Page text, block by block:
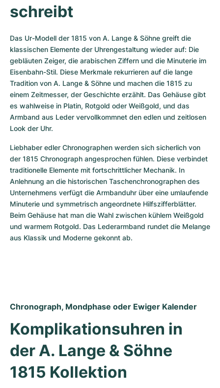
schreibt
Das Ur-Modell der 1815 von A. Lange & Söhne greift die
klassischen Elemente der Uhrengestaltung wieder auf: Die
gebläuten Zeiger, die arabischen Ziffern und die Minuterie im
Eisenbahn-Stil. Diese Merkmale rekurrieren auf die lange
Tradition von A. Lange & Söhne und machen die 1815 zu
einem Zeitmesser, der Geschichte erzählt. Das Gehäuse gibt
es wahlweise in Platin, Rotgold oder Weißgold, und das
Armband aus Leder vervollkommnet den edlen und zeitlosen
Look der Uhr.
Liebhaber edler Chronographen werden sich sicherlich von
der 1815 Chronograph angesprochen fühlen. Diese verbindet
traditionelle Elemente mit fortschrittlicher Mechanik. In
Anlehnung an die historischen Taschenchronographen des
Unternehmens verfügt die Armbanduhr über eine umlaufende
Minuterie und symmetrisch angeordnete Hilfszifferblätter.
Beim Gehäuse hat man die Wahl zwischen kühlem Weißgold
und warmem Rotgold. Das Lederarmband rundet die Melange
aus Klassik und Moderne gekonnt ab.
Chronograph, Mondphase oder Ewiger Kalender
Komplikationsuhren in
der A. Lange & Söhne
1815 Kollektion